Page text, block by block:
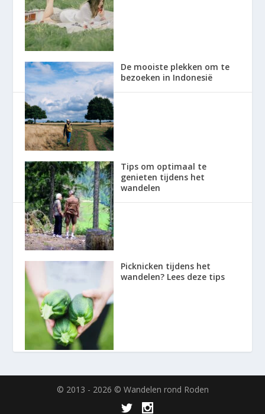
De mooiste plekken om te
bezoeken in Indonesië
Tips om optimaal te
genieten tijdens het
wandelen
Picknicken tijdens het
wandelen? Lees deze tips
© 2013 - 2026 © Wandelen rond Roden